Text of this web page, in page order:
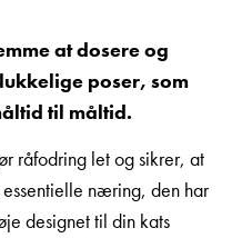
at dosere og
poser, som
til måltid.
råfodring let og sikrer, at
næring, den har
designet til din kats